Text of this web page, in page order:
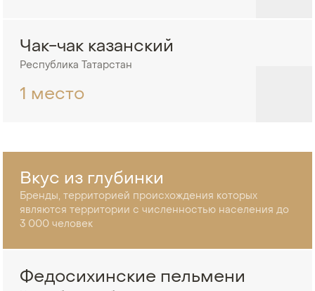
Чак-чак казанский
Республика Татарстан
1 место
Вкус из глубинки
Бренды, территорией происхождения которых
являются территории с численностью населения до
3 000 человек
Федосихинские пельмени